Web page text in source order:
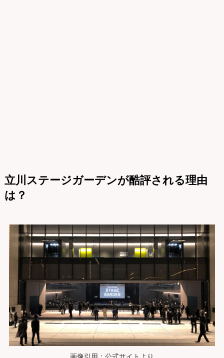
立川ステージガーデンが酷評される理由
は？